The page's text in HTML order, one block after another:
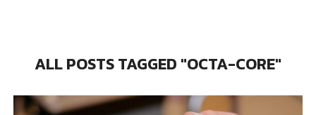
ALL POSTS TAGGED "OCTA-CORE"